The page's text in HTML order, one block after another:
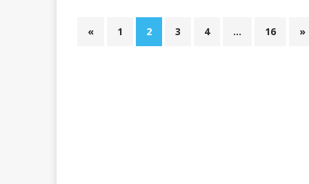
« 1 2 3 4 … 16 »